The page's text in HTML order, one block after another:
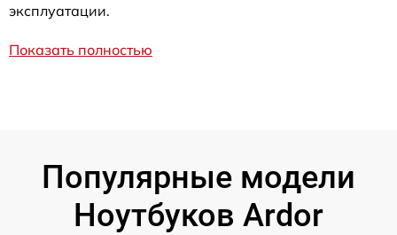
эксплуатации.
Показать полностью
Популярные модели
Ноутбуков Ardor